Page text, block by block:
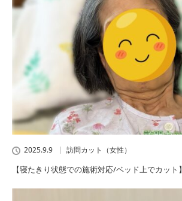
2025.9.9 訪問カット（女性）
【寝たきり状態での施術対応/ベッド上でカット】